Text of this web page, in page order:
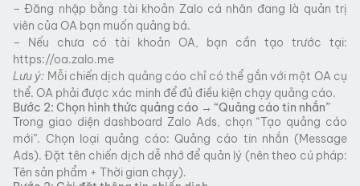
– Đăng nhập bằng tài khoản Zalo cá nhân đang là quản trị
viên của OA bạn muốn quảng bá.
– Nếu chưa có tài khoản OA, bạn cần tạo trước tại:
https://oa.zalo.me
Lưu ý: Mỗi chiến dịch quảng cáo chỉ có thể gắn với một OA cụ
thể. OA phải được xác minh để đủ điều kiện chạy quảng cáo.
Bước 2: Chọn hình thức quảng cáo → “Quảng cáo tin nhắn”
Trong giao diện dashboard Zalo Ads, chọn “Tạo quảng cáo
mới”. Chọn loại quảng cáo: Quảng cáo tin nhắn (Message
Ads). Đặt tên chiến dịch dễ nhớ để quản lý (nên theo cú pháp:
Tên sản phẩm + Thời gian chạy).